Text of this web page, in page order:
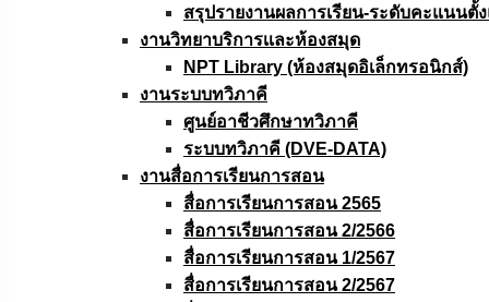
สรุปรายงานผลการเรียน-ระดับคะแนนตั้
งานวิทยาบริการเเละห้องสมุด
NPT Library (ห้องสมุดอิเล็กทรอนิกส์)
งานระบบทวิภาคี
ศูนย์อาชีวศึกษาทวิภาคี
ระบบทวิภาคี (DVE-DATA)
งานสื่อการเรียนการสอน
สื่อการเรียนการสอน 2565
สื่อการเรียนการสอน 2/2566
สื่อการเรียนการสอน 1/2567
สื่อการเรียนการสอน 2/2567